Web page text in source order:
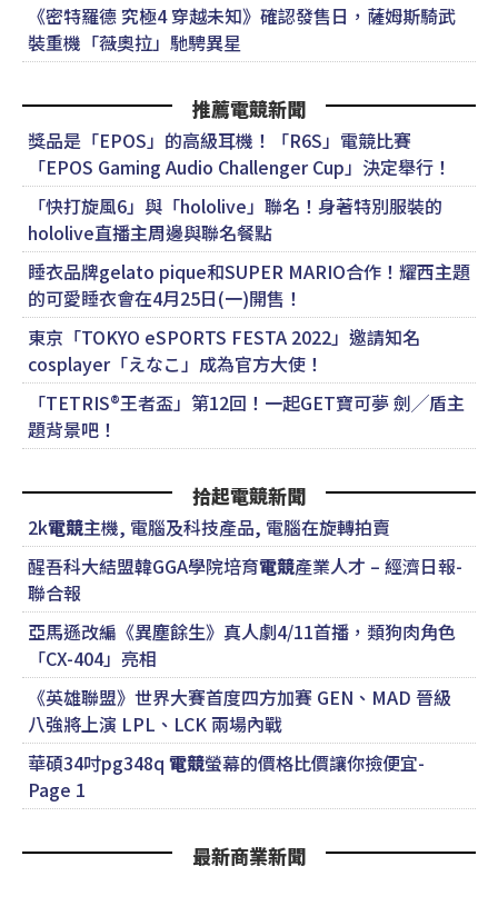
《密特羅德 究極4 穿越未知》確認發售日，薩姆斯騎武
裝重機「薇奧拉」馳騁異星
推薦電競新聞
獎品是「EPOS」的高級耳機！「R6S」電競比賽
「EPOS Gaming Audio Challenger Cup」決定舉行！
「快打旋風6」與「hololive」聯名！身著特別服裝的
hololive直播主周邊與聯名餐點
睡衣品牌gelato pique和SUPER MARIO合作！耀西主題
的可愛睡衣會在4月25日(一)開售！
東京「TOKYO eSPORTS FESTA 2022」邀請知名
cosplayer「えなこ」成為官方大使！
「TETRIS®王者盃」第12回！一起GET寶可夢 劍╱盾主
題背景吧！
拾起電競新聞
2k電競主機, 電腦及科技產品, 電腦在旋轉拍賣
醒吾科大結盟韓GGA學院培育電競產業人才 – 經濟日報-
聯合報
亞馬遜改編《異塵餘生》真人劇4/11首播，類狗肉角色
「CX-404」亮相
《英雄聯盟》世界大賽首度四方加賽 GEN、MAD 晉級
八強將上演 LPL、LCK 兩場內戰
華碩34吋pg348q 電競螢幕的價格比價讓你撿便宜-
Page 1
最新商業新聞